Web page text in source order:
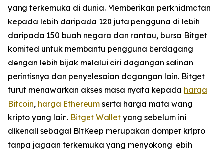
yang terkemuka di dunia. Memberikan perkhidmatan
kepada lebih daripada 120 juta pengguna di lebih
daripada 150 buah negara dan rantau, bursa Bitget
komited untuk membantu pengguna berdagang
dengan lebih bijak melalui ciri dagangan salinan
perintisnya dan penyelesaian dagangan lain. Bitget
turut menawarkan akses masa nyata kepada harga
Bitcoin, harga Ethereum serta harga mata wang
kripto yang lain. Bitget Wallet yang sebelum ini
dikenali sebagai BitKeep merupakan dompet kripto
tanpa jagaan terkemuka yang menyokong lebih